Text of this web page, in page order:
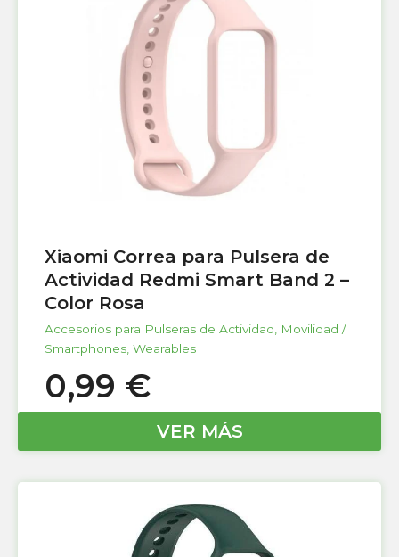
Xiaomi Correa para Pulsera de
Actividad Redmi Smart Band 2 –
Color Rosa
Accesorios para Pulseras de Actividad, Movilidad /
Smartphones, Wearables
0,99 €
VER MÁS